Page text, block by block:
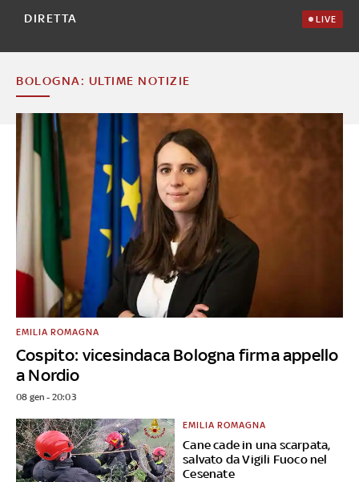
DIRETTA LIVE
BOLOGNA: ULTIME NOTIZIE
Cospito: vicesindaca Bologna firma appello
a Nordio
EMILIA ROMAGNA
08 gen - 20:03
Cane cade in una scarpata,
salvato da Vigili Fuoco nel
Cesenate
EMILIA ROMAGNA